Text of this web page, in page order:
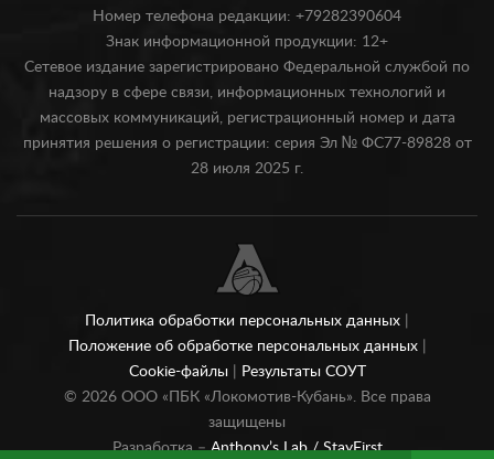
Номер телефона редакции: +79282390604
Знак информационной продукции: 12+
Сетевое издание зарегистрировано Федеральной службой по
надзору в сфере связи, информационных технологий и
массовых коммуникаций, регистрационный номер и дата
принятия решения о регистрации: серия Эл № ФС77-89828 от
28 июля 2025 г.
Политика обработки персональных данных
Положение об обработке персональных данных
Cookie-файлы
Результаты СОУТ
© 2026ООО «ПБК «Локомотив-Кубань». Все права
защищены
Разработка –Anthony’s Lab /StayFirst